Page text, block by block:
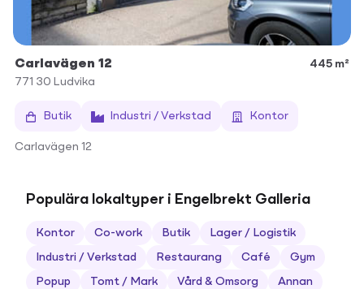
Carlavägen 12
445 m²
771 30 Ludvika
Butik Industri / Verkstad Kontor
Carlavägen 12
Populära lokaltyper i Engelbrekt Galleria
Kontor Co-work Butik Lager / Logistik
Industri / Verkstad Restaurang Café Gym
Popup Tomt / Mark Vård & Omsorg Annan